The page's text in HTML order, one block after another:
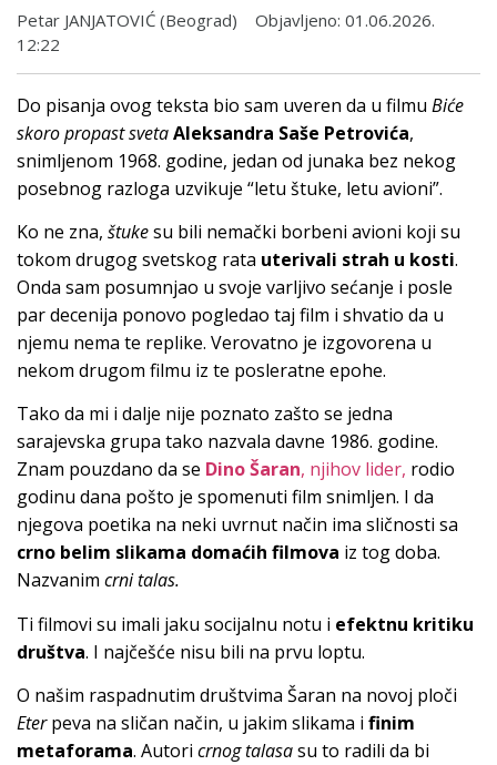
Petar JANJATOVIĆ (Beograd) Objavljeno: 01.06.2026.
12:22
Do pisanja ovog teksta bio sam uveren da u filmu Biće
skoro propast svetaAleksandra Saše Petrovića,
snimljenom 1968. godine, jedan od junaka bez nekog
posebnog razloga uzvikuje “letu štuke, letu avioni”.
Ko ne zna, štukesu bili nemački borbeni avioni koji su
tokom drugog svetskog rata uterivali strah u kosti.
Onda sam posumnjao u svoje varljivo sećanje i posle
par decenija ponovo pogledao taj film i shvatio da u
njemu nema te replike. Verovatno je izgovorena u
nekom drugom filmu iz te posleratne epohe.
Tako da mi i dalje nije poznato zašto se jedna
sarajevska grupa tako nazvala davne 1986. godine.
Znam pouzdano da se Dino Šaran, njihov lider, rodio
godinu dana pošto je spomenuti film snimljen. I da
njegova poetika na neki uvrnut način ima sličnosti sa
crno belim slikama domaćih filmova iz tog doba.
Nazvanim crni talas.
Ti filmovi su imali jaku socijalnu notu i efektnu kritiku
društva. I najčešće nisu bili na prvu loptu.
O našim raspadnutim društvima Šaran na novoj ploči
Eterpeva na sličan način, u jakim slikama i finim
metaforama. Autori crnog talasasu to radili da bi